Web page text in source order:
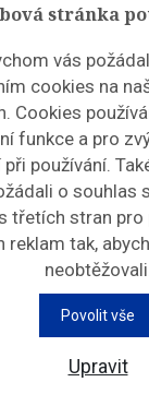
stránka
vás
cookies na
Cookies
funkce a pro
používání.
o souhlas
třetích stran pro
reklam tak,
Povolit vše
Upravit
ODPADNÍ
NEWSLETTER
a my Vám
maximálně
Odebírat